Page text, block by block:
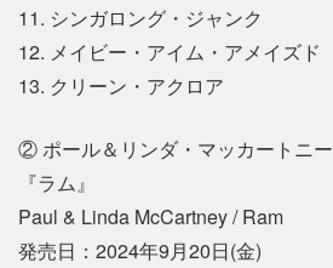
11. シンガロング・ジャンク
12. メイビー・アイム・アメイズド
13. クリーン・アクロア
② ポール＆リンダ・マッカートニー
『ラム』
Paul & Linda McCartney / Ram
発売日：2024年9月20日(金)